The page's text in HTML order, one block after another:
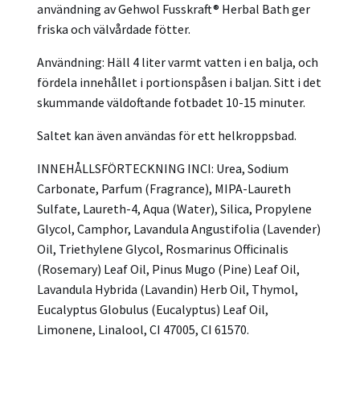
användning av Gehwol Fusskraft® Herbal Bath ger
friska och välvårdade fötter.
Användning: Häll 4 liter varmt vatten i en balja, och
fördela innehållet i portionspåsen i baljan. Sitt i det
skummande väldoftande fotbadet 10-15 minuter.
Saltet kan även användas för ett helkroppsbad.
INNEHÅLLSFÖRTECKNING INCI: Urea, Sodium
Carbonate, Parfum (Fragrance), MIPA-Laureth
Sulfate, Laureth-4, Aqua (Water), Silica, Propylene
Glycol, Camphor, Lavandula Angustifolia (Lavender)
Oil, Triethylene Glycol, Rosmarinus Officinalis
(Rosemary) Leaf Oil, Pinus Mugo (Pine) Leaf Oil,
Lavandula Hybrida (Lavandin) Herb Oil, Thymol,
Eucalyptus Globulus (Eucalyptus) Leaf Oil,
Limonene, Linalool, CI 47005, CI 61570.